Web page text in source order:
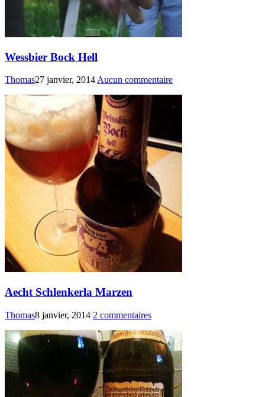
Wessbier Bock Hell
Thomas27 janvier, 2014Aucun commentaire
Aecht Schlenkerla Marzen
Thomas8 janvier, 2014 2 commentaires